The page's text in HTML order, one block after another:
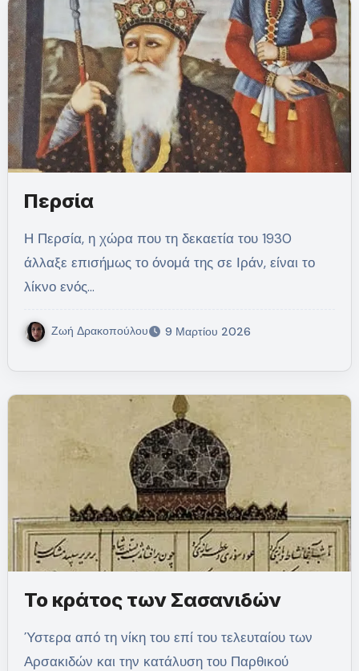
Περσία
Η Περσία, η χώρα που τη δεκαετία του 1930
άλλαξε επισήμως το όνομά της σε Ιράν, είναι το
λίκνο ενός…
Ζωή Δρακοπούλου 9 Μαρτίου 2026
Το κράτος των Σασανιδών
Ύστερα από τη νίκη του επί του τελευταίου των
Αρσακιδών και την κατάλυση του Παρθικού